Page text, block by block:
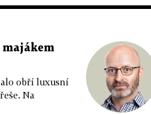
majákem
obří luxusní
Na